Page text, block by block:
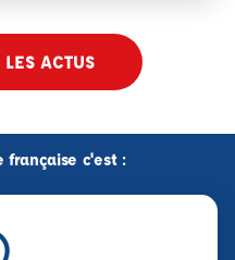
ACTUS
française c'est :